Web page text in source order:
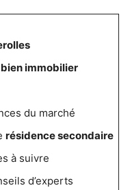
bien immobilier
du marché
résidence secondaire
à suivre
d’experts